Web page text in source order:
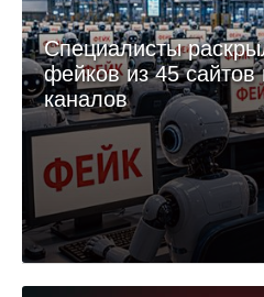
Специалисты
фейков из 45 сайтов
каналов